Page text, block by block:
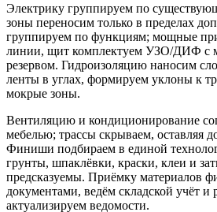
Электрику группируем по
зоны переносим только в пределах
группируем по функциям; мощные
линии, щит комплектуем УЗО/ДИФ с
резервом. Гидроизоляцию наносим
ленты в углах, формируем уклоны к
мокрые зоны.
Вентиляцию и кондиционирование
мебелью; трассы скрываем, оставляя
Финиши подбираем в единой
грунты, шпаклёвки, краски, клеи и
предсказуемы. Приёмку материалов
документами, ведём складской учёт и
актуализируем ведомости.